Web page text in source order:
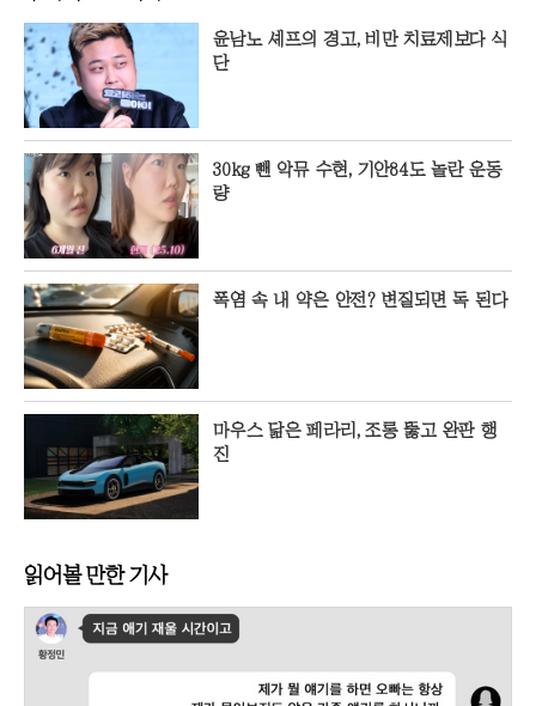
윤남노 셰프의 경고, 비만 치료제보다 식
단
30kg 뺀 악뮤 수현, 기안84도 놀란 운동
량
폭염 속 내 약은 안전? 변질되면 독 된다
마우스 닮은 페라리, 조롱 뚫고 완판 행
진
읽어볼 만한 기사